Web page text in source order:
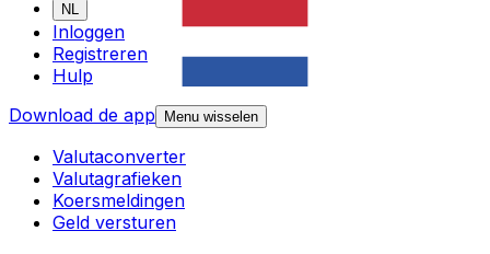
NL
Inloggen
Registreren
Hulp
Download de app
Menu wisselen
Valutaconverter
Valutagrafieken
Koersmeldingen
Geld versturen